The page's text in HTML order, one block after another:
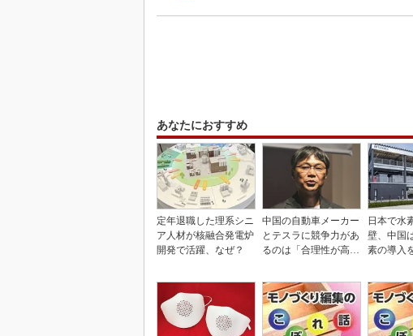
あなたにおすすめ
定年退職した理系シニ
ア人材が核融合発電炉
開発で活躍、なぜ？
中国の自動車メーカー
とテスラに競争力があ
るのは「合理性が高
日本で水
壁、中国
素の導入